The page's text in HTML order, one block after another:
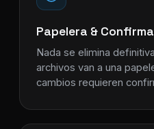
Papelera &
Nada se elimina
archivos van a una
cambios requieren